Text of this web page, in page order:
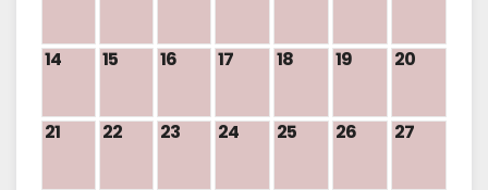
14 15 16 17 18 19 20
21 22 23 24 25 26 27